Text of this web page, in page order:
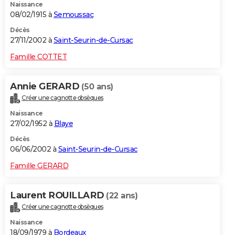
Naissance
08/02/1915 à Semoussac
Décès
27/11/2002 à Saint-Seurin-de-Cursac
Famille COTTET
Annie GERARD (50 ans)
Créer une cagnotte obsèques
Naissance
27/02/1952 à Blaye
Décès
06/06/2002 à Saint-Seurin-de-Cursac
Famille GERARD
Laurent ROUILLARD (22 ans)
Créer une cagnotte obsèques
Naissance
18/09/1979 à Bordeaux